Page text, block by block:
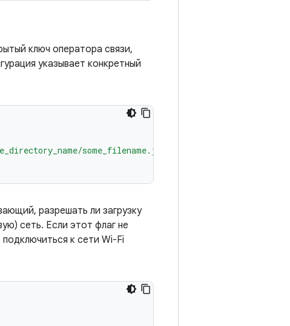
ключ оператора связи,
указывает конкретный
some_filename.json"
разрешать ли загрузку
сеть. Если этот флаг не
к сети Wi-Fi